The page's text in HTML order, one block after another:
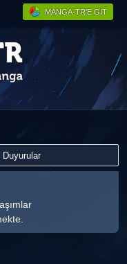
MANGA-TR'E GIT
Duyurular